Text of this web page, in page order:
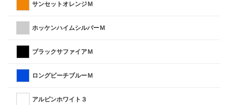
サンセットオレンジＭ
ホッケンハイムシルバーＭ
ブラックサファイアＭ
ロングビーチブルーＭ
アルピンホワイト３